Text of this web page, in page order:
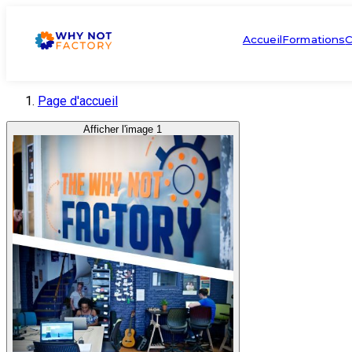
AccueilFormations
Page d'accueil
Afficher l'image 1